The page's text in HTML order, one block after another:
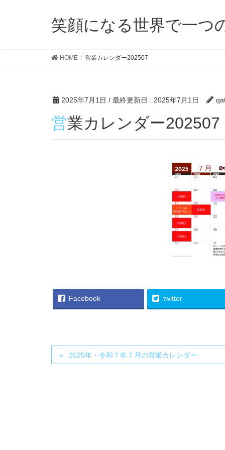
笑顔になる世界で一つ
HOME 営業カレンダー202507
2025年7月1日 / 最終更新日 : 2025年7月1日
営業カレンダー202507
Facebook twitter
2025年・令和７年７月の営業カレンダー